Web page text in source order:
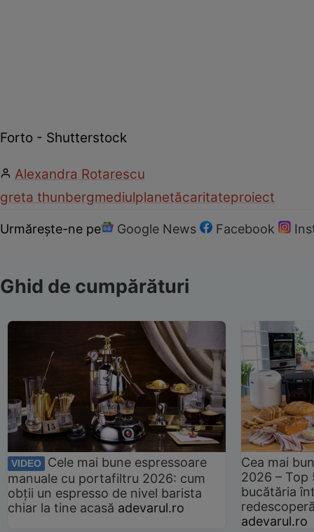
Forto - Shutterstock
Alexandra Rotarescu
greta thunbergmediulplanetăcaritateproiect
Urmărește-ne pe Google News Facebook
Ghid de cumpărături
VIDEO
Cele mai bune espressoare
manuale cu portafiltru 2026: cum
obții un espresso de nivel barista
chiar la tine acasă adevarul.ro
Cea mai
2026 –
bucătăria
adevarul.ro